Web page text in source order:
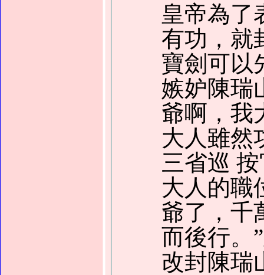
皇帝為了
有功，就
寶劍可以
嫉妒陳瑞
爺啊，我
大人雖然
三省巡
大人的職
爺了，千
而後行。
改封陳瑞